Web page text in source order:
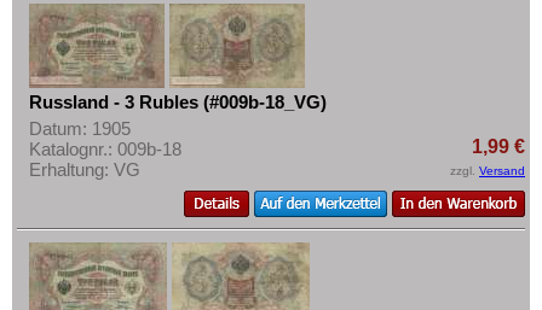
Russland - 3 Rubles (#009b-18_VG)
Datum: 1905
Katalognr.: 009b-18
Erhaltung: VG
1,99 €
zzgl. Versand